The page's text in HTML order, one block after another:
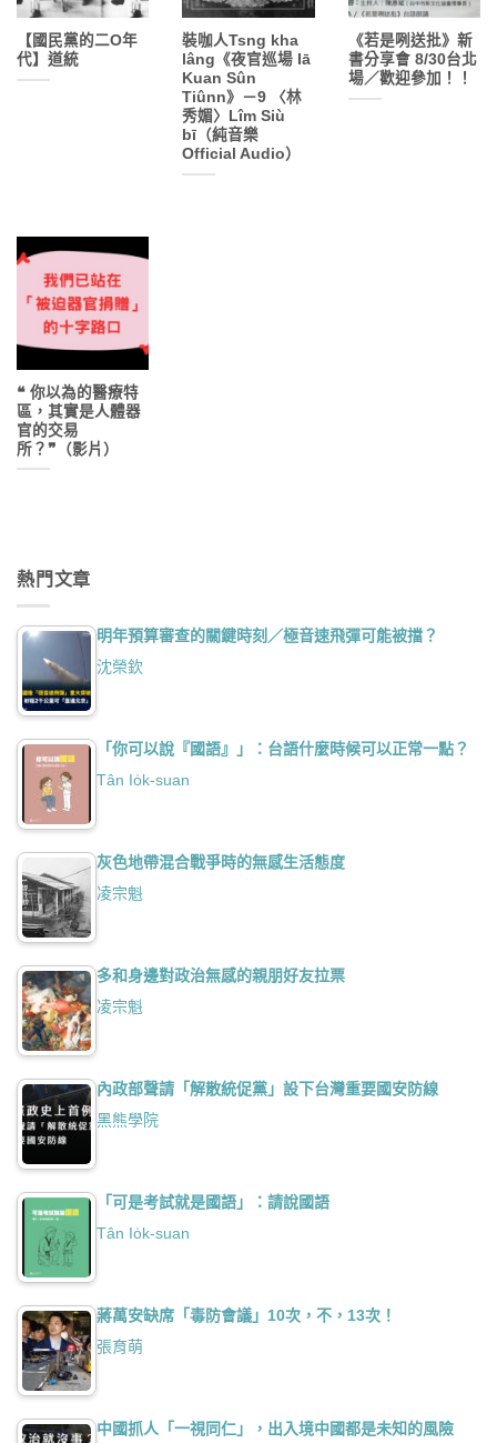
【國民黨的二O年
代】道統
裝咖人Tsng kha
lâng《夜官巡場 Iā
Kuan Sûn
Tiûnn》－9 〈林
秀媚〉Lîm Siù
bī（純音樂
Official Audio）
《若是咧送批》新
書分享會 8/30台北
場／歡迎參加！！
❝ 你以為的醫療特
區，其實是人體器
官的交易
所？❞（影片）
熱門文章
明年預算審查的關鍵時刻／極音速飛彈可能被擋？
沈榮欽
「你可以說『國語』」：台語什麼時候可以正常一點？
Tân Io̍k-suan
灰色地帶混合戰爭時的無感生活態度
凌宗魁
多和身邊對政治無感的親朋好友拉票
凌宗魁
內政部聲請「解散統促黨」設下台灣重要國安防線
黑熊學院
「可是考試就是國語」：請說國語
Tân Io̍k-suan
蔣萬安缺席「毒防會議」10次，不，13次！
張育萌
中國抓人「一視同仁」，出入境中國都是未知的風險